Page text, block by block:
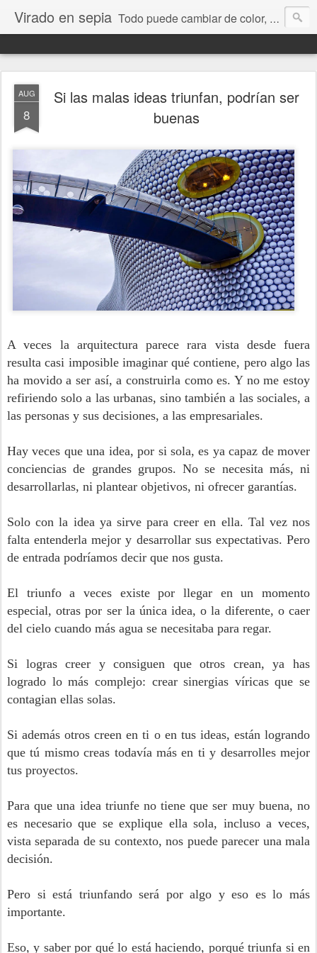
Virado en sepia Todo puede cambiar de color, depende de nosotros y de nuestra capacidad para aprender a mirar. Hablamos de sociedad, economía, empresa, política, RRHH, formación. De Historia reciente, de educación y de temas sociales.
AUG
8
Si las malas ideas triunfan, podrían ser
buenas
A veces la arquitectura parece rara vista desde fuera
resulta casi imposible imaginar qué contiene, pero algo las
ha movido a ser así, a construirla como es. Y no me estoy
refiriendo solo a las urbanas, sino también a las sociales, a
las personas y sus decisiones, a las empresariales.
Hay veces que una idea, por si sola, es ya capaz de mover
conciencias de grandes grupos. No se necesita más, ni
desarrollarlas, ni plantear objetivos, ni ofrecer garantías.
Solo con la idea ya sirve para creer en ella. Tal vez nos
falta entenderla mejor y desarrollar sus expectativas. Pero
de entrada podríamos decir que nos gusta.
El triunfo a veces existe por llegar en un momento
especial, otras por ser la única idea, o la diferente, o caer
del cielo cuando más agua se necesitaba para regar.
Si logras creer y consiguen que otros crean, ya has
logrado lo más complejo: crear sinergias víricas que se
contagian ellas solas.
Si además otros creen en ti o en tus ideas, están logrando
que tú mismo creas todavía más en ti y desarrolles mejor
tus proyectos.
Para que una idea triunfe no tiene que ser muy buena, no
es necesario que se explique ella sola, incluso a veces,
vista separada de su contexto, nos puede parecer una mala
decisión.
Pero si está triunfando será por algo y eso es lo más
importante.
Eso, y saber por qué lo está haciendo, porqué triunfa si en